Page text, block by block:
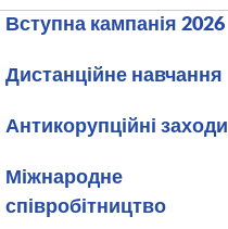
Вступна кампанія 2026
Дистанційне навчання
Антикорупційні заходи
Міжнародне
співробітництво